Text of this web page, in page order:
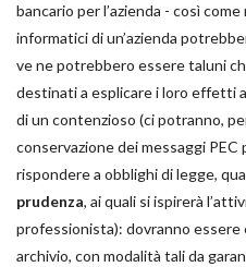
bancario per l’azienda - così
informatici di un’azienda
ve ne potrebbero essere taluni
destinati a esplicare i loro effetti
di un contenzioso (ci potranno,
conservazione dei messaggi
rispondere a obblighi di legge,
prudenza, ai quali si ispirerà
professionista): dovranno
archivio, con modalità tali da